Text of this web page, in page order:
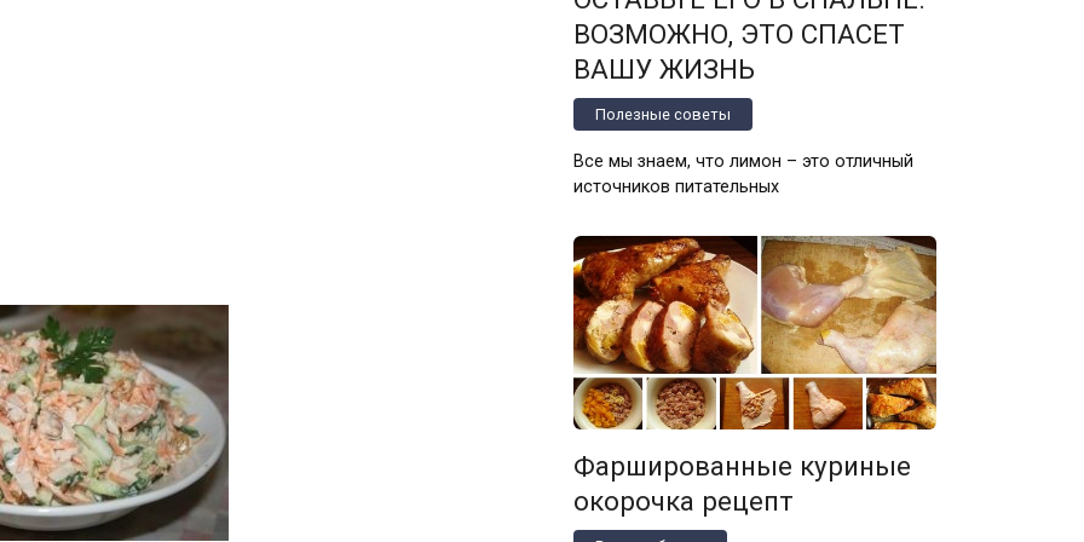
ВОЗМОЖНО, ЭТО СПАСЕТ
ВАШУ ЖИЗНЬ
Полезные советы
Все мы знаем, что лимон – это отличный
источников питательных
Фаршированные куриные
окорочка рецепт